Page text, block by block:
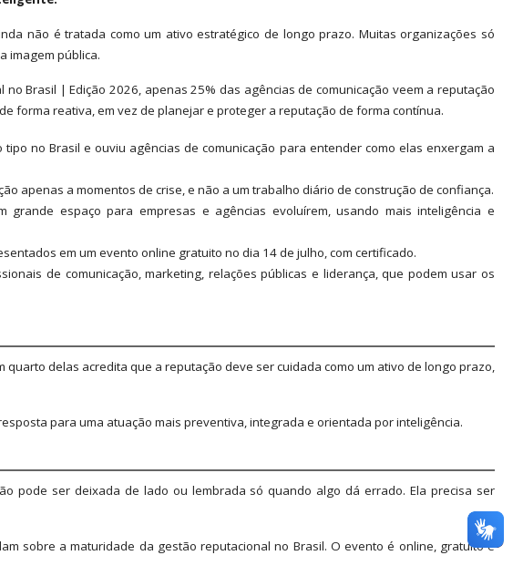
não é tratada como um ativo estratégico de longo prazo. Muitas organizações só
imagem pública.
Brasil | Edição 2026, apenas 25% das agências de comunicação veem a reputação
forma reativa, em vez de planejar e proteger a reputação de forma contínua.
no Brasil e ouviu agências de comunicação para entender como elas enxergam a
apenas a momentos de crise, e não a um trabalho diário de construção de confiança.
grande espaço para empresas e agências evoluírem, usando mais inteligência e
em um evento online gratuito no dia 14 de julho, com certificado.
de comunicação, marketing, relações públicas e liderança, que podem usar os
delas acredita que a reputação deve ser cuidada como um ativo de longo prazo,
para uma atuação mais preventiva, integrada e orientada por inteligência.
pode ser deixada de lado ou lembrada só quando algo dá errado. Ela precisa ser
sobre a maturidade da gestão reputacional no Brasil. O evento é online, gratuito e